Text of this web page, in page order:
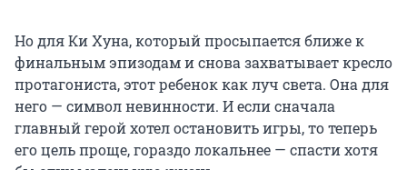
Но для Ки Хуна, который просыпается ближе к
финальным эпизодам и снова захватывает кресло
протагониста, этот ребенок как луч света. Она для
него — символ невинности. И если сначала
главный герой хотел остановить игры, то теперь
его цель проще, гораздо локальнее — спасти хотя